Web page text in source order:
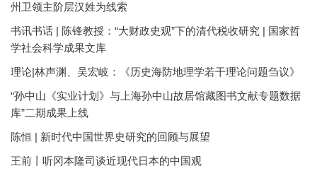
州卫领主阶层汉姓为线索
书讯书话 | 陈锋教授：“大财政史观”下的清代税收研究 | 国家哲
学社会科学成果文库
理论|林声渊、吴宏岐：《历史海防地理学若干理论问题刍议》
“孙中山《实业计划》与上海孙中山故居馆藏图书文献专题数据
库”二期成果上线
陈恒 | 新时代中国世界史研究的回顾与展望
王前丨听冈本隆司谈近现代日本的中国观